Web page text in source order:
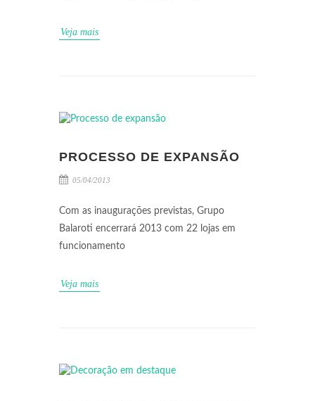
Veja mais
PROCESSO DE EXPANSÃO
05/04/2013
Com as inaugurações previstas, Grupo
Balaroti encerrará 2013 com 22 lojas em
funcionamento
Veja mais